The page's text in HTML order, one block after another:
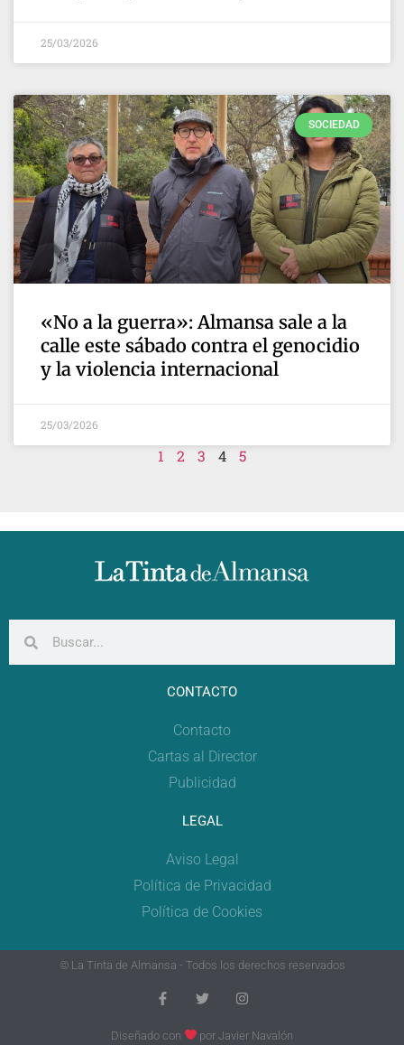
25/03/2026
SOCIEDAD
«No a la guerra»: Almansa sale a la
calle este sábado contra el genocidio
y la violencia internacional
25/03/2026
1 2 3 4 5
CONTACTO
Contacto
Cartas al Director
Publicidad
LEGAL
Aviso Legal
Política de Privacidad
Política de Cookies
© La Tinta de Almansa - Todos los derechos reservados
Diseñado con porJavier Navalón